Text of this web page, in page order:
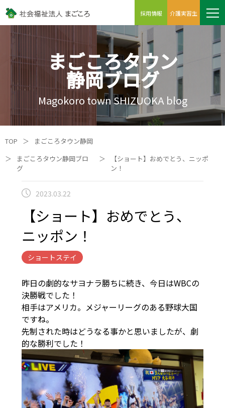
採用情報 介護実習生
まごころタウン
静岡ブログ
Magokoro town SHIZUOKA blog
TOP ＞
まごころタウン静岡
＞
まごころタウン静岡ブロ
グ
＞
【ショート】おめでとう、ニッポ
ン！
2023.03.22
【ショート】おめでとう、
ニッポン！
ショートステイ
昨日の劇的なサヨナラ勝ちに続き、今日はWBCの
決勝戦でした！
相手はアメリカ。メジャーリーグのある野球大国
ですね。
先制された時はどうなる事かと思いましたが、劇
的な勝利でした！